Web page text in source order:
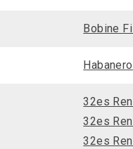
Bobine
32es
32es
32es